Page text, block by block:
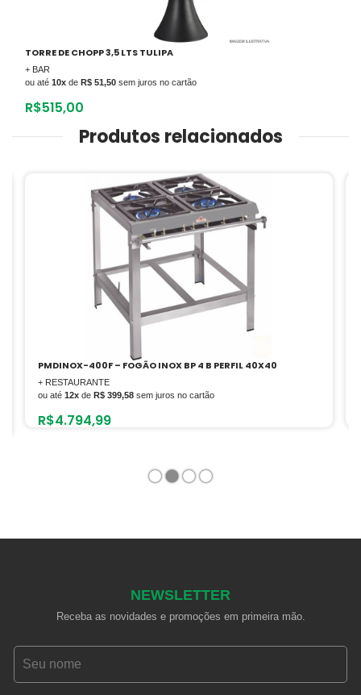
TORRE DE CHOPP 3,5 LTS TULIPA
+ BAR
ou até 10x de R$ 51,50 sem juros no cartão
R$515,00
Produtos relacionados
PMSD-42 G2 FOGAO BP 2 BS100 2 BD150
+ COZINHA INDUSTRIAL
ou até12xdeR$ 158,20sem juros no cartão
R$1.898,42
1 2 3 4
NEWSLETTER
Receba as novidades e promoções em primeira mão.